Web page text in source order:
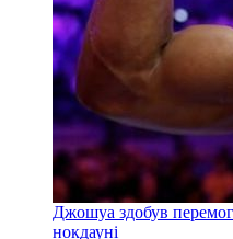
Джошуа здобув
нокдауні